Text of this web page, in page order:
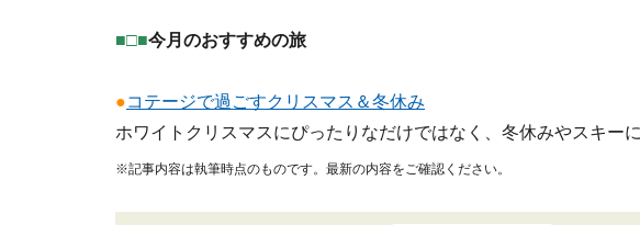
■□■今月のおすすめの旅
●コテージで過ごすクリスマス＆冬休み
ホワイトクリスマスにぴったりなだけではなく、冬休みやスキー
※記事内容は執筆時点のものです。最新の内容をご確認ください。